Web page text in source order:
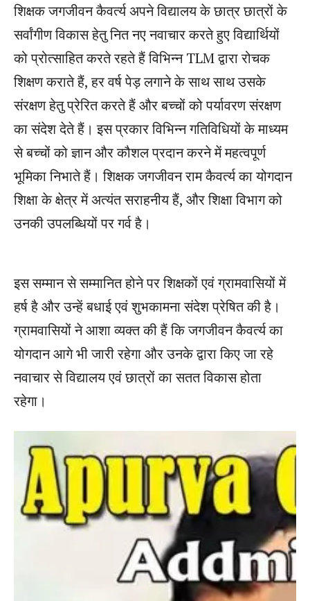
y
e
शिक्षक जगजीवन कैवर्त्य अपने विद्यालय के छात्र छात्रों के
सर्वांगीण विकास हेतु नित नए नवाचार करते हुए विद्यार्थियों
को प्रोत्साहित करते रहते हैं विभिन्न TLM द्वारा रोचक
शिक्षण कराते हैं, हर वर्ष पेड़ लगाने के साथ साथ उसके
संरक्षण हेतु प्रेरित करते हैं और बच्चों को पर्यावरण संरक्षण
का संदेश देते हैं। इस प्रकार विभिन्न गतिविधियों के माध्यम
से बच्चों को ज्ञान और कौशल प्रदान करने में महत्वपूर्ण
भूमिका निभाते हैं। शिक्षक जगजीवन राम कैवर्त्य का योगदान
शिक्षा के क्षेत्र में अत्यंत सराहनीय हैं, और शिक्षा विभाग को
उनकी उपलब्धियों पर गर्व है।
इस सम्मान से सम्मानित होने पर शिक्षकों एवं ग्रामवासियों में
हर्ष है और उन्हें बधाई एवं शुभकामना संदेश प्रेषित की है।
ग्रामवासियों ने आशा व्यक्त की हैं कि जगजीवन कैवर्त्य का
योगदान आगे भी जारी रहेगा और उनके द्वारा किए जा रहे
नवाचार से विद्यालय एवं छात्रों का सतत विकास होता
रहेगा।